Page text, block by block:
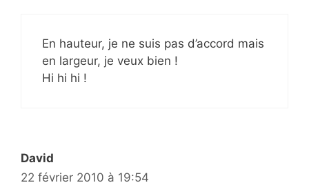
En hauteur, je ne suis pas d’accord mais
en largeur, je veux bien !
Hi hi hi !
David
22 février 2010 à 19:54